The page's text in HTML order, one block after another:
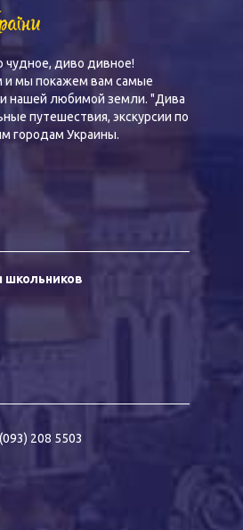
чудное, диво дивное!
и мы покажем вам самые
нашей любимой земли. "Дива
путешествия, экскурсии по
городам Украины.
школьников
208 5503